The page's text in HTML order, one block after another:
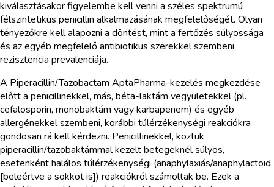
kiválasztásakor figyelembe kell venni a széles spektrumú
félszintetikus penicillin alkalmazásának megfelelőségét. Olyan
tényezőkre kell alapozni a döntést, mint a fertőzés súlyossága
és az egyéb megfelelő antibiotikus szerekkel szembeni
rezisztencia prevalenciája.
A Piperacillin/Tazobactam AptaPharma-kezelés megkezdése
előtt a penicillinekkel, más, béta-laktám vegyületekkel (pl.
cefalosporin, monobaktám vagy karbapenem) és egyéb
allergénekkel szembeni, korábbi túlérzékenységi reakciókra
gondosan rá kell kérdezni. Penicillinekkel, köztük
piperacillin/tazobaktámmal kezelt betegeknél súlyos,
esetenként halálos túlérzékenységi (anaphylaxiás/anaphylactoid
[beleértve a sokkot is]) reakciókról számoltak be. Ezek a